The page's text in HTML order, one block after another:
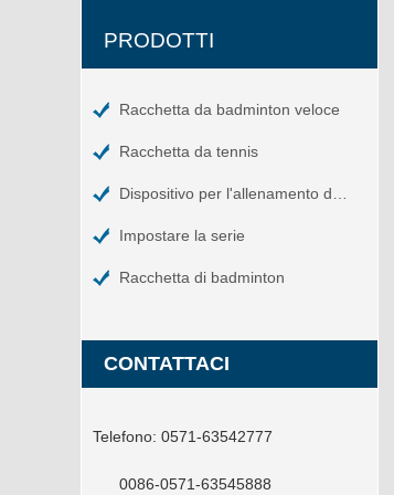
PRODOTTI
Racchetta da badminton veloce
Racchetta da tennis
Impostare la serie
Racchetta di badminton
CONTATTACI
Telefono: 0571-63542777
0086-0571-63545888